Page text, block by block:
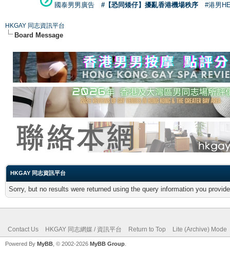
國泰男男廣告
#【恐同矮仔】擾亂香港機場秩序 #港男
HKGAY 同志資訊平台
Board Message
HKGAY 同志資訊平台
Sorry, but no results were returned using the query information you
Contact Us HKGAY 同志網媒 / 資訊平台 Return to Top Lite (Archive) Mode
Powered By MyBB , © 2002-2026 MyBB Group